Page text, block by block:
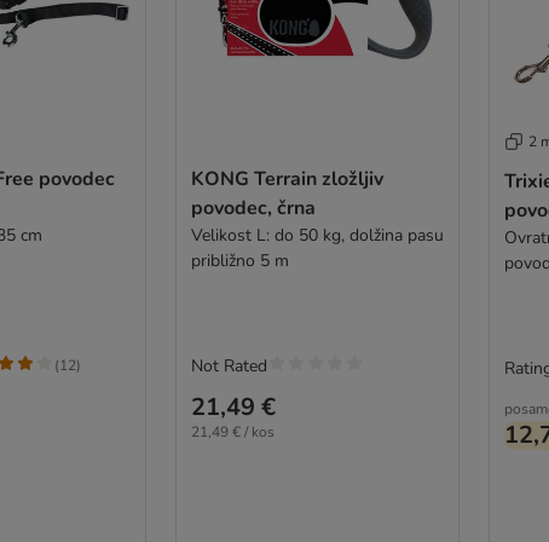
povodec
cm
(12)
KONG Terrain zložljiv
povodec, črna
Velikost L: do 50 kg, dolžina pasu
približno 5 m
21,49 €
21,49 € / kos
Not Rated
2